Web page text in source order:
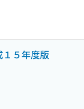
５年度版